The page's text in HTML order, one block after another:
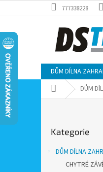
na
777338228
DŮM DÍLNA
Domů DŮM
kategorie
Kategorie
DŮM DÍLNA
CHYTRÉ